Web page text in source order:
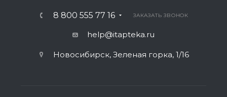
8 800 555 77 16 ЗАКАЗАТЬ ЗВОНОК
help@itapteka.ru
Новосибирск, Зеленая горка, 1/16